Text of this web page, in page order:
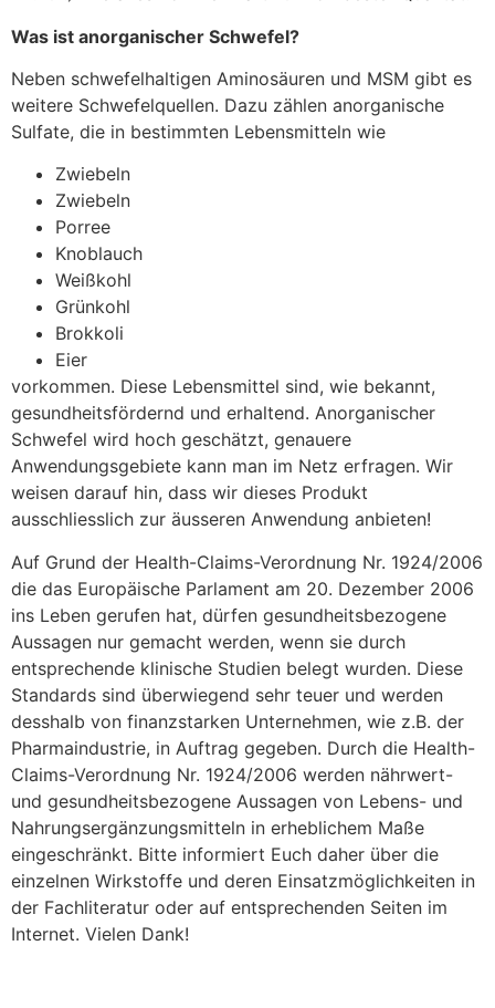
Was ist anorganischer Schwefel?
Neben schwefelhaltigen Aminosäuren und MSM gibt es
weitere Schwefelquellen. Dazu zählen anorganische
Sulfate, die in bestimmten Lebensmitteln wie
Zwiebeln
Zwiebeln
Porree
Knoblauch
Weißkohl
Grünkohl
Brokkoli
Eier
vorkommen. Diese Lebensmittel sind, wie bekannt,
gesundheitsfördernd und erhaltend. Anorganischer
Schwefel wird hoch geschätzt, genauere
Anwendungsgebiete kann man im Netz erfragen. Wir
weisen darauf hin, dass wir dieses Produkt
ausschliesslich zur äusseren Anwendung anbieten!
Auf Grund der Health-Claims-Verordnung Nr. 1924/2006
die das Europäische Parlament am 20. Dezember 2006
ins Leben gerufen hat, dürfen gesundheitsbezogene
Aussagen nur gemacht werden, wenn sie durch
entsprechende klinische Studien belegt wurden. Diese
Standards sind überwiegend sehr teuer und werden
desshalb von finanzstarken Unternehmen, wie z.B. der
Pharmaindustrie, in Auftrag gegeben. Durch die Health-
Claims-Verordnung Nr. 1924/2006 werden nährwert-
und gesundheitsbezogene Aussagen von Lebens- und
Nahrungsergänzungsmitteln in erheblichem Maße
eingeschränkt. Bitte informiert Euch daher über die
einzelnen Wirkstoffe und deren Einsatzmöglichkeiten in
der Fachliteratur oder auf entsprechenden Seiten im
Internet. Vielen Dank!